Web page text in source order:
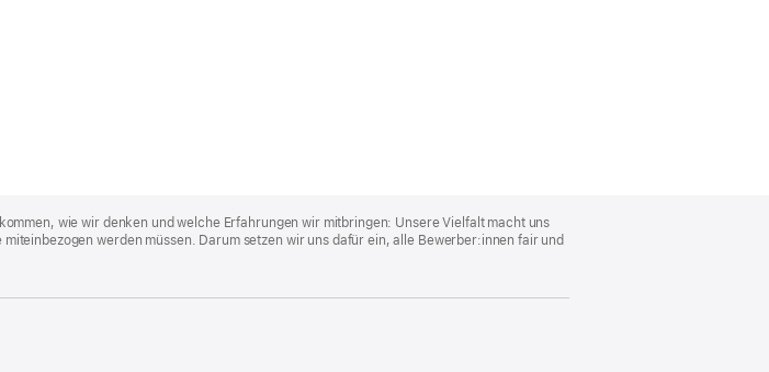
wie wir denken und welche Erfahrungen wir mitbringen: Unsere Vielfalt macht uns
werden müssen. Darum setzen wir uns dafür ein, alle Bewerber:innen fair und